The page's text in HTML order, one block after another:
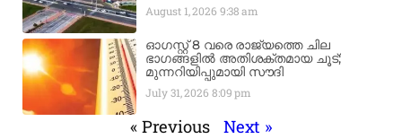
August 1, 2026 9:38 am
ഓഗസ്റ്റ് 8 വരെ രാജ്യത്തെ ചില
ഭാഗങ്ങളിൽ അതിശക്തമായ ചൂട്;
മുന്നറിയിപ്പുമായി സൗദി
July 31, 2026 8:09 pm
« Previous Next »